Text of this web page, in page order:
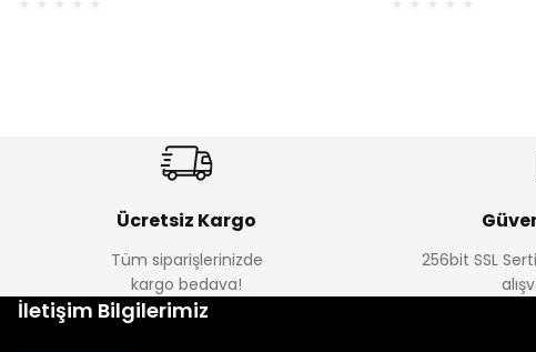
Ücretsiz Kargo
Tüm siparişlerinizde
kargo bedava!
256bit SSL
İletişim Bilgilerimiz